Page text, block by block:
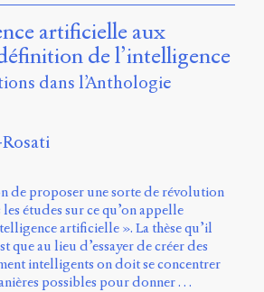
artificielle aux
de l’intelligence
dans l’Anthologie
de proposer une sorte de révolution
études sur ce qu’on appelle
artificielle ». La thèse qu’il
que au lieu d’essayer de créer des
intelligents on doit se concentrer
possibles pour donner …